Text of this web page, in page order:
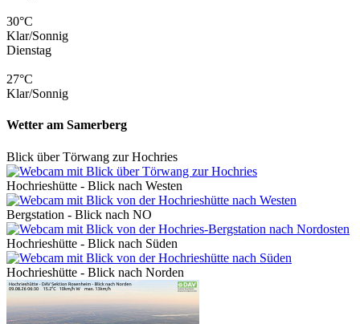
30°C
Klar/Sonnig
Dienstag
27°C
Klar/Sonnig
Wetter am Samerberg
Blick über Törwang zur Hochries
Hochrieshütte - Blick nach Westen
Bergstation - Blick nach NO
Hochrieshütte - Blick nach Süden
Hochrieshütte - Blick nach Norden